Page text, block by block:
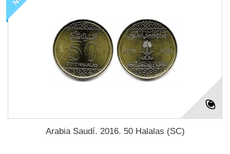
Arabia Saudí. 2016. 50 Halalas (SC)